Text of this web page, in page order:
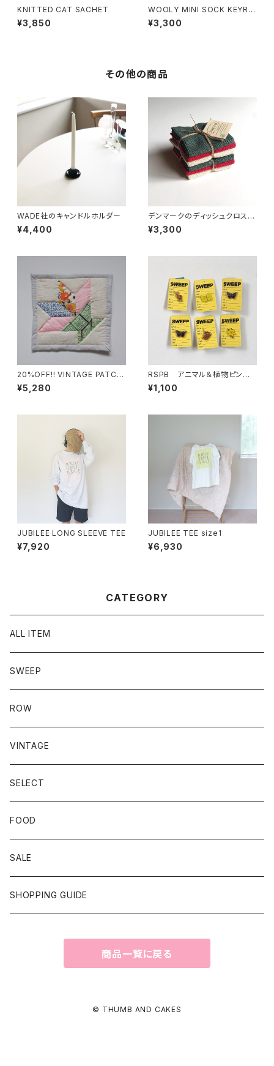
KNITTED CAT SACHET
¥3,850
WOOLY MINI SOCK KEYRIN
G VINTAGE ENGLAND
¥3,300
その他の商品
WADE社のキャンドルホルダー
¥4,400
デンマークのディッシュクロス
(3color set)
¥3,300
20%OFF!! VINTAGE PATCH
WORK PIECE ⑧
¥5,280
RSPB アニマル＆植物ピンバッ
ジ
¥1,100
JUBILEE LONG SLEEVE TEE
¥7,920
JUBILEE TEE size1
¥6,930
CATEGORY
ALL ITEM
SWEEP
ROW
VINTAGE
SELECT
FOOD
SALE
SHOPPING GUIDE
商品一覧に戻る
© THUMB AND CAKES